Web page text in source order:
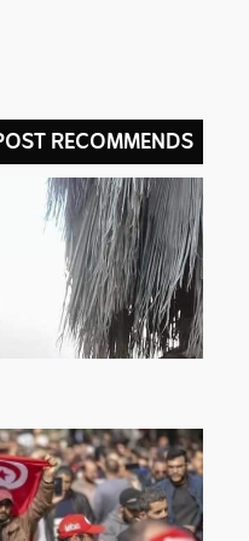
RECOMMENDSاقليمي ودولي
حين تموّل
أوروبا
وتنجز
الصين:
تونس في
قلب
معركة
الصامت
ahmed
- juillet 23,
2026
0
اقليمي ودولي
الغضب
بوصلة …
لا سلاحا
ahmed
- août 3, 2026
0
ستطل القضاي